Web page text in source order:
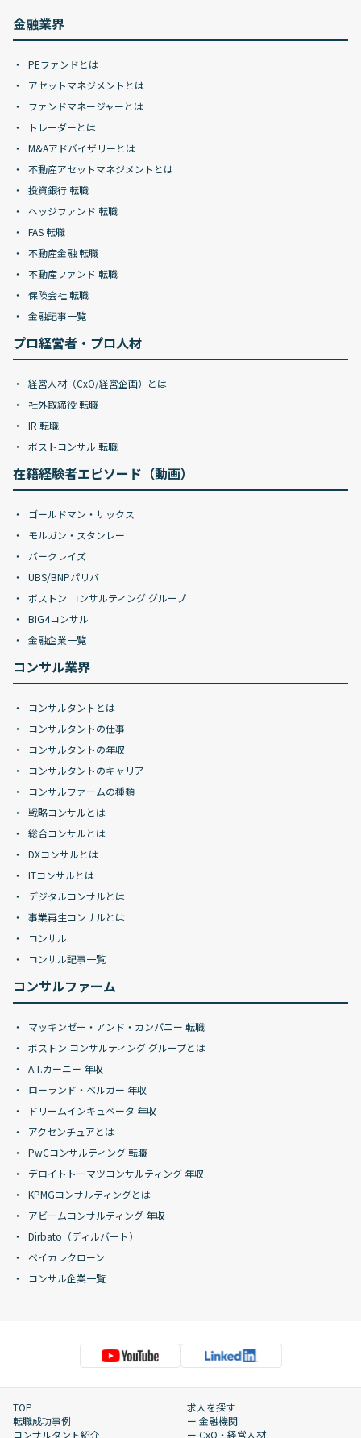
金融業界
PEファンドとは
アセットマネジメントとは
ファンドマネージャーとは
トレーダーとは
M&Aアドバイザリーとは
不動産アセットマネジメントとは
投資銀行 転職
ヘッジファンド 転職
FAS 転職
不動産金融 転職
不動産ファンド 転職
保険会社 転職
金融記事一覧
プロ経営者・プロ人材
経営人材（CxO/経営企画）とは
社外取締役 転職
IR 転職
ポストコンサル 転職
在籍経験者エピソード（動画）
ゴールドマン・サックス
モルガン・スタンレー
バークレイズ
UBS/BNPパリバ
ボストン コンサルティング グループ
BIG4コンサル
金融企業一覧
コンサル業界
コンサルタントとは
コンサルタントの仕事
コンサルタントの年収
コンサルタントのキャリア
コンサルファームの種類
戦略コンサルとは
総合コンサルとは
DXコンサルとは
ITコンサルとは
デジタルコンサルとは
事業再生コンサルとは
コンサル
コンサル記事一覧
コンサルファーム
マッキンゼー・アンド・カンパニー 転職
ボストン コンサルティング グループとは
A.T.カーニー 年収
ローランド・ベルガー 年収
ドリームインキュベータ 年収
アクセンチュアとは
PwCコンサルティング 転職
デロイトトーマツコンサルティング 年収
KPMGコンサルティングとは
アビームコンサルティング 年収
Dirbato（ディルバート）
ベイカレクローン
コンサル企業一覧
TOP
転職成功事例
コンサルタント紹介
求人を探す
ー 金融機関
ー CxO・経営人材